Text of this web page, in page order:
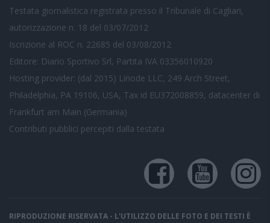
Testata giornalistica registrata presso il Tribunale di Cagliari,
autorizzazione n. 18 del 03/07/2012
Iscrizione al ROC n. 22685 del 03/08/2012
Editore: Diario Sportivo Srl, Partita IVA 03356010920
Hosting provider: (dal 2015) Linode LLC, 249 Arch Street,
Philadelphia, PA 19106, USA, Tax id EU372008859, datacenter di
Frankfurt am Main (Germania)
Contributi pubblici percepiti dalla testata
RIPRODUZIONE RISERVATA - L'UTILIZZO DELLE FOTO E DEI TESTI È